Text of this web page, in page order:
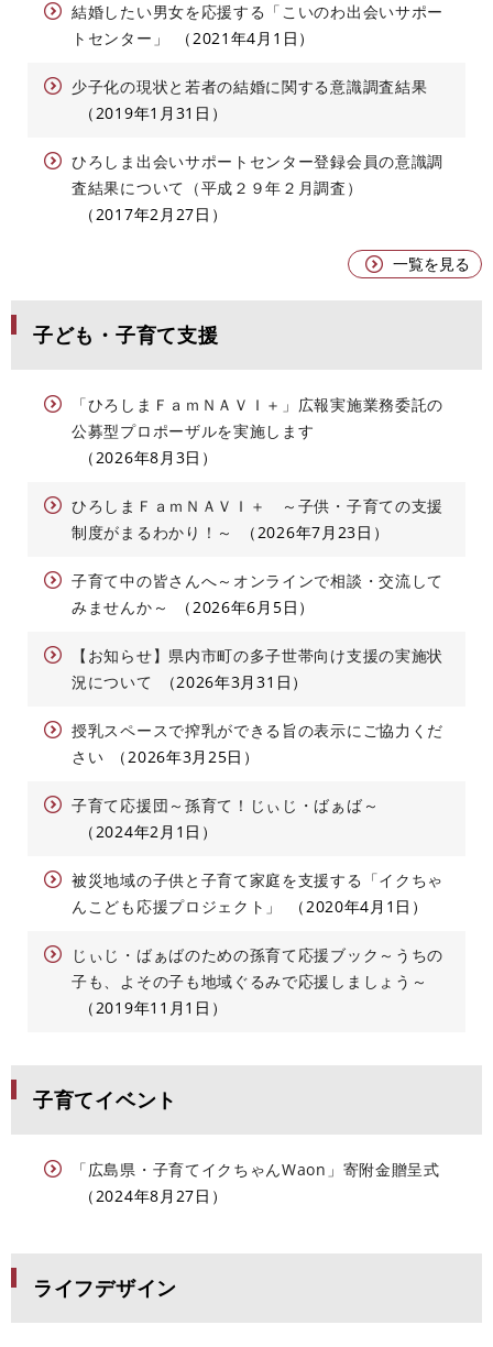
結婚したい男女を応援する「こいのわ出会いサポー
トセンター」
2021年4月1日
少子化の現状と若者の結婚に関する意識調査結果
2019年1月31日
ひろしま出会いサポートセンター登録会員の意識調
査結果について（平成２９年２月調査）
2017年2月27日
一覧を見る
子ども・子育て支援
「ひろしまＦａｍＮＡＶＩ＋」広報実施業務委託の
公募型プロポーザルを実施します
2026年8月3日
ひろしまＦａｍＮＡＶＩ＋ ～子供・子育ての支援
制度がまるわかり！～
2026年7月23日
子育て中の皆さんへ～オンラインで相談・交流して
みませんか～
2026年6月5日
【お知らせ】県内市町の多子世帯向け支援の実施状
況について
2026年3月31日
授乳スペースで搾乳ができる旨の表示にご協力くだ
さい
2026年3月25日
子育て応援団～孫育て！じぃじ・ばぁば～
2024年2月1日
被災地域の子供と子育て家庭を支援する「イクちゃ
んこども応援プロジェクト」
2020年4月1日
じぃじ・ばぁばのための孫育て応援ブック～うちの
子も、よその子も地域ぐるみで応援しましょう～
2019年11月1日
子育てイベント
「広島県・子育てイクちゃんWaon」寄附金贈呈式
2024年8月27日
ライフデザイン